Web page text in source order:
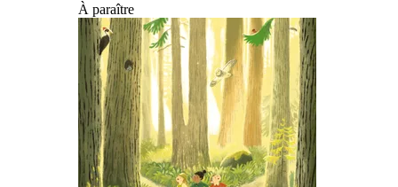
À paraître